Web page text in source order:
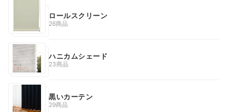
ロールスクリーン
26商品
ハニカムシェード
23商品
黒いカーテン
29商品